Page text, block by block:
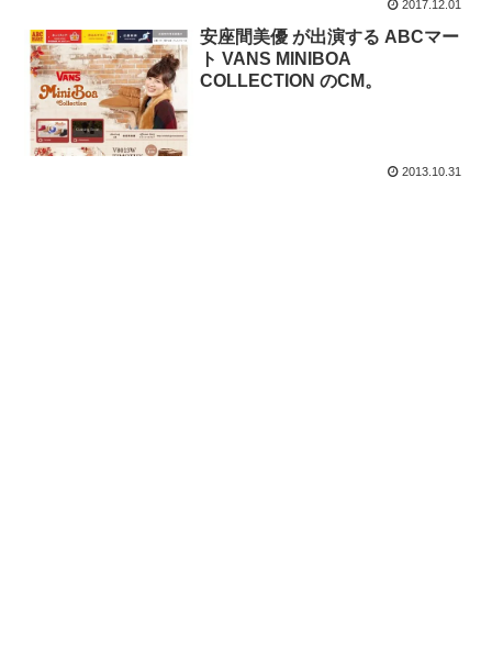
2017.12.01
安座間美優 が出演する ABCマー
ト VANS MINIBOA
COLLECTION のCM。
2013.10.31